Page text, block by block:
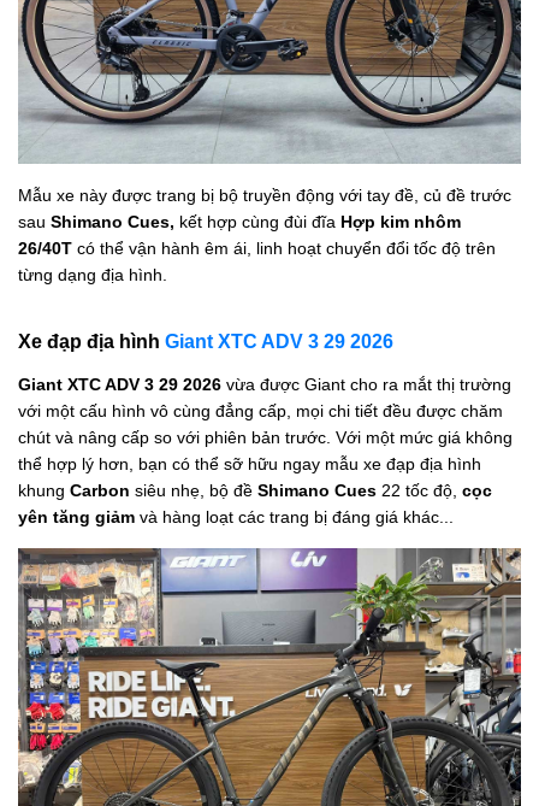
Mẫu xe này được trang bị bộ truyền động với tay đề, củ đề trước
sau Shimano Cues, kết hợp cùng đùi đĩa Hợp kim nhôm
26/40T có thể vận hành êm ái, linh hoạt chuyển đổi tốc độ trên
từng dạng địa hình.
Xe đạp địa hình Giant XTC ADV 3 29 2026
Giant XTC ADV 3 29 2026 vừa được Giant cho ra mắt thị trường
với một cấu hình vô cùng đẳng cấp, mọi chi tiết đều được chăm
chút và nâng cấp so với phiên bản trước. Với một mức giá không
thể hợp lý hơn, bạn có thể sỡ hữu ngay mẫu xe đạp địa hình
khung Carbon siêu nhẹ, bộ đề Shimano Cues 22 tốc độ, cọc
yên tăng giảm và hàng loạt các trang bị đáng giá khác...